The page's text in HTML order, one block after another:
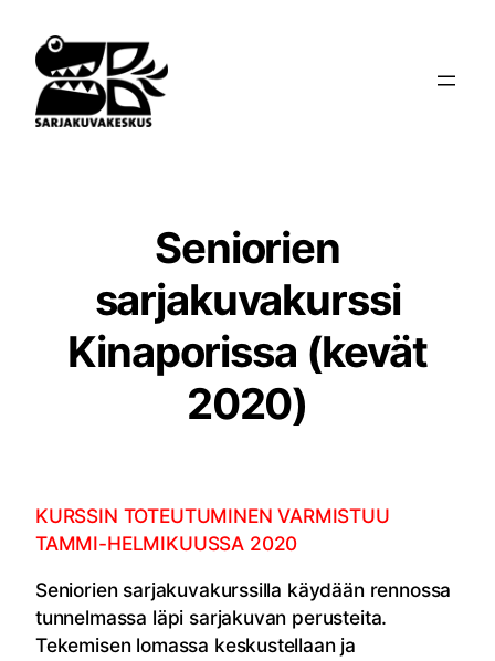
sisältöön
Seniorien
sarjakuvakurssi
Kinaporissa (kevät
2020)
KURSSIN TOTEUTUMINEN VARMISTUU
TAMMI-HELMIKUUSSA 2020
Seniorien sarjakuvakurssilla käydään rennossa
tunnelmassa läpi sarjakuvan perusteita.
Tekemisen lomassa keskustellaan ja